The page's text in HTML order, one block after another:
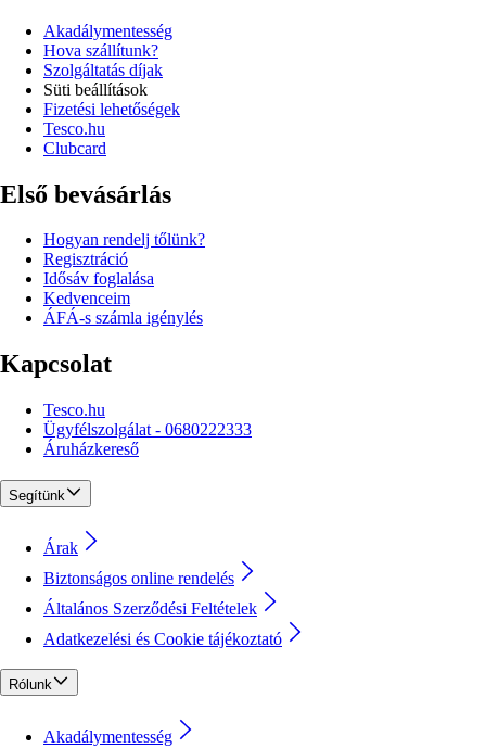
Akadálymentesség
Hova szállítunk?
Szolgáltatás díjak
Süti beállítások
Fizetési lehetőségek
Tesco.hu
Clubcard
Első bevásárlás
Hogyan rendelj tőlünk?
Regisztráció
Idősáv foglalása
Kedvenceim
ÁFÁ-s számla igénylés
Kapcsolat
Tesco.hu
Ügyfélszolgálat - 0680222333
Áruházkereső
Segítünk
Árak
Biztonságos online rendelés
Általános Szerződési Feltételek
Adatkezelési és Cookie tájékoztató
Rólunk
Akadálymentesség